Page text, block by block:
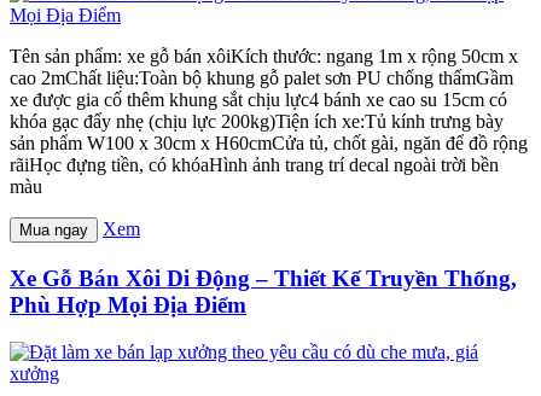
Tên sản phẩm: xe gỗ bán xôiKích thước: ngang 1m x rộng 50cm x
cao 2mChất liệu:Toàn bộ khung gỗ palet sơn PU chống thấmGầm
xe được gia cố thêm khung sắt chịu lực4 bánh xe cao su 15cm có
khóa gạc đẩy nhẹ (chịu lực 200kg)Tiện ích xe:Tủ kính trưng bày
sản phẩm W100 x 30cm x H60cmCửa tủ, chốt gài, ngăn để đồ rộng
rãiHọc đựng tiền, có khóaHình ảnh trang trí decal ngoài trời bền
màu
Mua ngay Xem
Xe Gỗ Bán Xôi Di Động – Thiết Kế Truyền Thống,
Phù Hợp Mọi Địa Điểm